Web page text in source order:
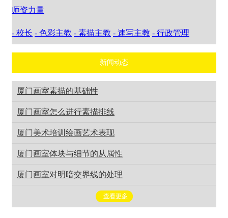
师资力量
- 校长 - 色彩主教 - 素描主教 - 速写主教 - 行政管理
新闻动态
厦门画室素描的基础性
厦门画室怎么进行素描排线
厦门美术培训绘画艺术表现
厦门画室体块与细节的从属性
厦门画室对明暗交界线的处理
查看更多